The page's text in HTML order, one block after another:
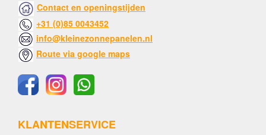
Contact en openingstijden
+31 (0)85 0043452
info@kleinezonnepanelen.nl
Route via google maps
KLANTENSERVICE